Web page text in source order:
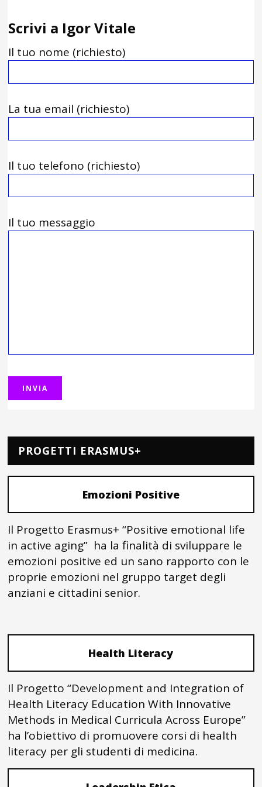
Scrivi a Igor Vitale
Il tuo nome (richiesto)
La tua email (richiesto)
Il tuo telefono (richiesto)
Il tuo messaggio
PROGETTI ERASMUS+
Emozioni Positive
Il Progetto Erasmus+ “Positive emotional life
in active aging” ha la finalità di sviluppare le
emozioni positive ed un sano rapporto con le
proprie emozioni nel gruppo target degli
anziani e cittadini senior.
Health Literacy
Il Progetto “Development and Integration of
Health Literacy Education With Innovative
Methods in Medical Curricula Across Europe”
ha l’obiettivo di promuovere corsi di health
literacy per gli studenti di medicina.